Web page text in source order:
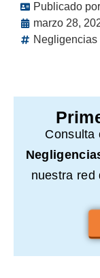
Publicado por
marzo 28,
Negligencias
nuestra red